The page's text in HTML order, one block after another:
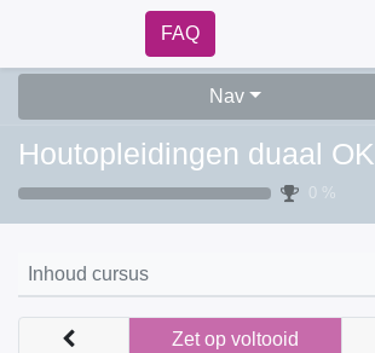
FAQ
Nav
Houtopleidingen duaal OK 2
0 %
Inhoud cursus
Zet op voltooid